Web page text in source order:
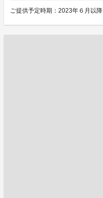
ご提供予定時期：2023年６月以降